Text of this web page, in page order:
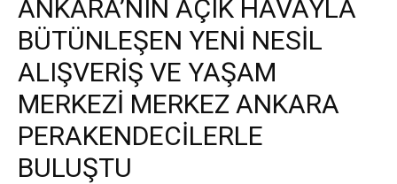
ANKARA’NIN AÇIK HAVAYLA
BÜTÜNLEŞEN YENİ NESİL
ALIŞVERİŞ VE YAŞAM
MERKEZİ MERKEZ ANKARA
PERAKENDECİLERLE
BULUŞTU